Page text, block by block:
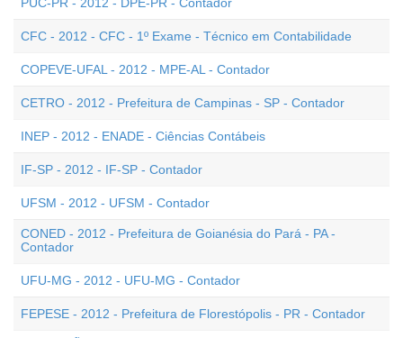
CFC - 2012 - CFC - 1º Exame - Técnico em Contabilidade
COPEVE-UFAL - 2012 - MPE-AL - Contador
CETRO - 2012 - Prefeitura de Campinas - SP - Contador
INEP - 2012 - ENADE - Ciências Contábeis
IF-SP - 2012 - IF-SP - Contador
UFSM - 2012 - UFSM - Contador
CONED - 2012 - Prefeitura de Goianésia do Pará - PA -
Contador
UFU-MG - 2012 - UFU-MG - Contador
FEPESE - 2012 - Prefeitura de Florestópolis - PR - Contador